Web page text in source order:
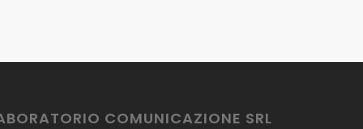
COMUNICAZIONE SRL